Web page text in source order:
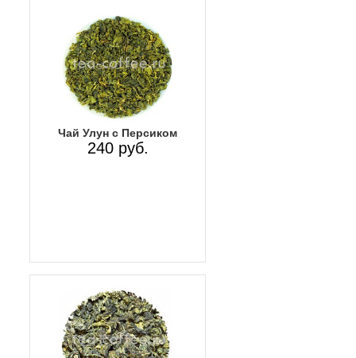
Чай Улун с Персиком
240 руб.